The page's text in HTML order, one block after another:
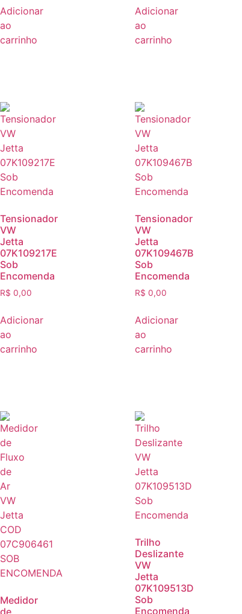
Adicionar
ao
carrinho
Adicionar
ao
carrinho
Tensionador
VW
Jetta
07K109217E
Sob
Encomenda
R$ 0,00
Adicionar
ao
carrinho
Tensionador
VW
Jetta
07K109467B
Sob
Encomenda
R$ 0,00
Adicionar
ao
carrinho
Medidor
de
Trilho
Deslizante
VW
Jetta
07K109513D
Sob
Encomenda